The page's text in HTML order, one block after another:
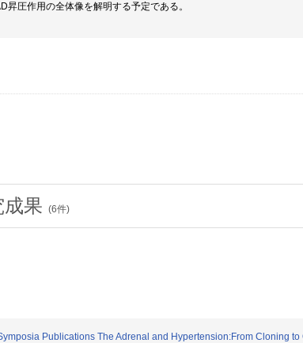
圧作用の全体像を解明する予定である。
果 (6件)
Publications The Adrenal and Hypertension:From Cloning